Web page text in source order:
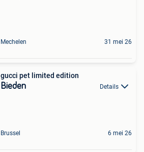
Mechelen 31 mei 26
gucci pet limited edition
Bieden Details
Brussel 6 mei 26